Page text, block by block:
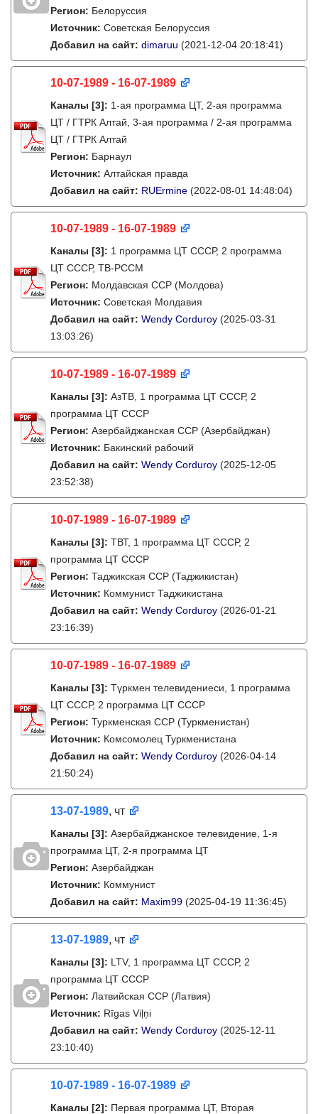
Регион: Белоруссия
Источник: Советская Белоруссия
Добавил на сайт: dimaruu (2021-12-04 20:18:41)
10-07-1989 - 16-07-1989
Каналы [3]: 1-ая программа ЦТ, 2-ая программа
ЦТ / ГТРК Алтай, 3-ая программа / 2-ая программа
ЦТ / ГТРК Алтай
Регион: Барнаул
Источник: Алтайская правда
Добавил на сайт: RUErmine (2022-08-01 14:48:04)
10-07-1989 - 16-07-1989
Каналы [3]: 1 программа ЦТ СССР, 2 программа
ЦТ СССР, ТВ-РССМ
Регион: Молдавская ССР (Молдова)
Источник: Советская Молдавия
Добавил на сайт: Wendy Corduroy (2025-03-31
13:03:26)
10-07-1989 - 16-07-1989
Каналы [3]: АзТВ, 1 программа ЦТ СССР, 2
программа ЦТ СССР
Регион: Азербайджанская ССР (Азербайджан)
Источник: Бакинский рабочий
Добавил на сайт: Wendy Corduroy (2025-12-05
23:52:38)
10-07-1989 - 16-07-1989
Каналы [3]: ТВТ, 1 программа ЦТ СССР, 2
программа ЦТ СССР
Регион: Таджикская ССР (Таджикистан)
Источник: Коммунист Таджикистана
Добавил на сайт: Wendy Corduroy (2026-01-21
23:16:39)
10-07-1989 - 16-07-1989
Каналы [3]: Түркмен телевидениеси, 1 программа
ЦТ СССР, 2 программа ЦТ СССР
Регион: Туркменская ССР (Туркменистан)
Источник: Комсомолец Туркменистана
Добавил на сайт: Wendy Corduroy (2026-04-14
21:50:24)
13-07-1989, чт
Каналы [3]: Азербайджанское телевидение, 1-я
программа ЦТ, 2-я программа ЦТ
Регион: Азербайджан
Источник: Коммунист
Добавил на сайт: Maxim99 (2025-04-19 11:36:45)
13-07-1989, чт
Каналы [3]: LTV, 1 программа ЦТ СССР, 2
программа ЦТ СССР
Регион: Латвийская ССР (Латвия)
Источник: Rīgas Viļņi
Добавил на сайт: Wendy Corduroy (2025-12-11
23:10:40)
10-07-1989 - 16-07-1989
Каналы [2]: Первая программа ЦТ, Вторая